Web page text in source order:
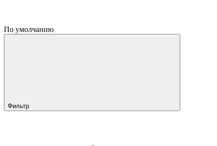
По умолчанию
Фильтр